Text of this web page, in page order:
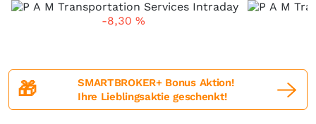
-8,30 %
🎁
SMARTBROKER+ Bonus Aktion!
Ihre Lieblingsaktie geschenkt!